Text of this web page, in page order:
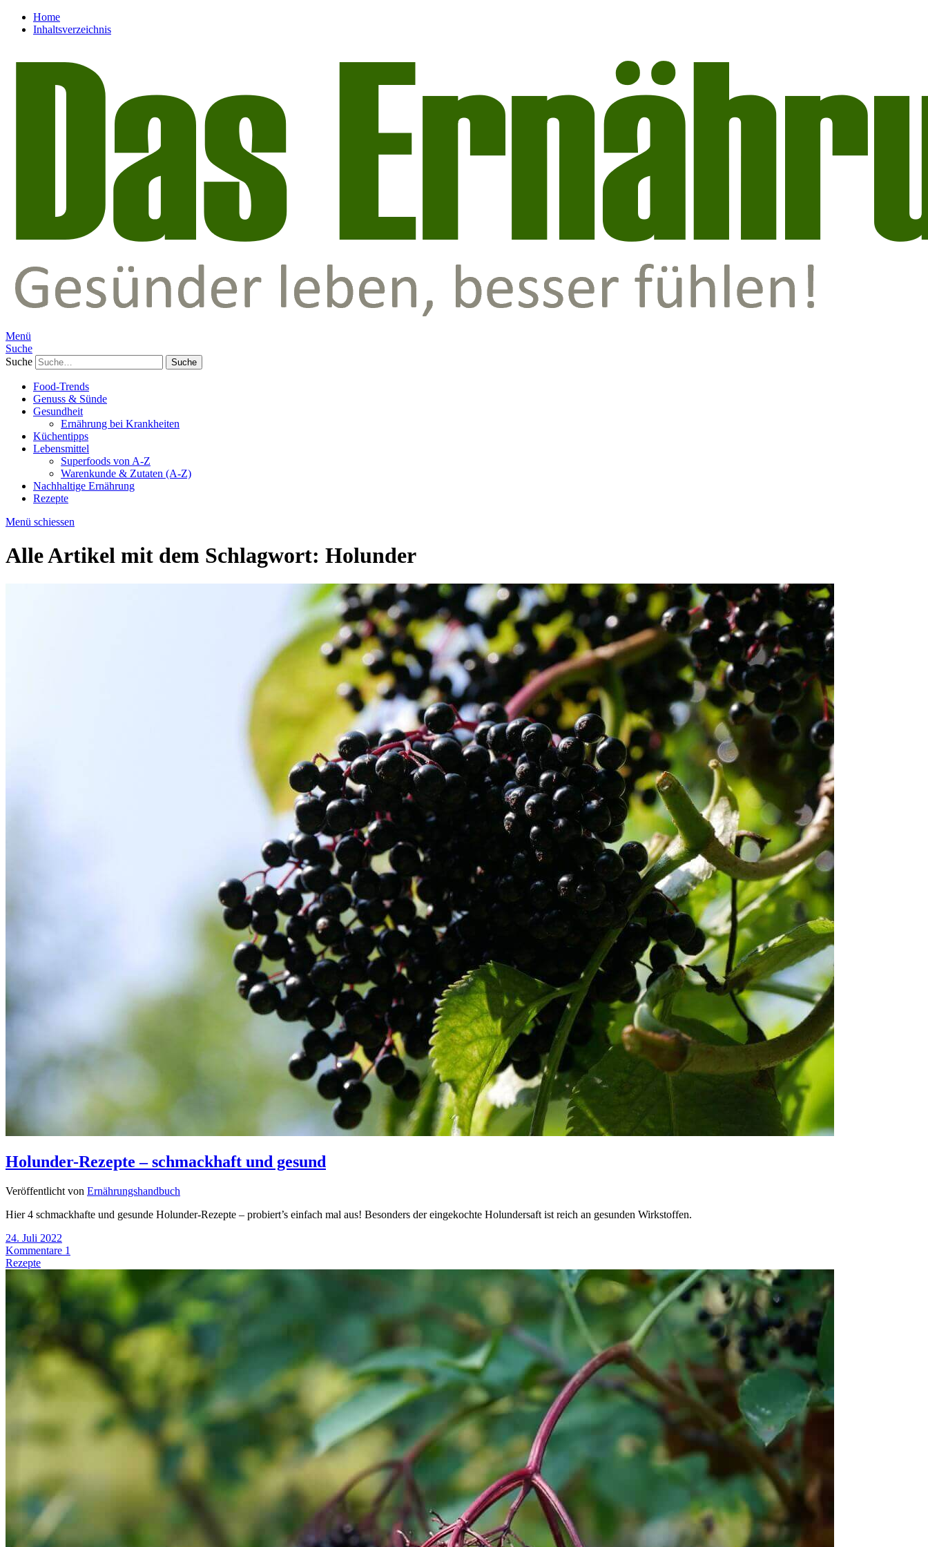
Home
Inhaltsverzeichnis
Menü
Suche
Suche
Food-Trends
Genuss & Sünde
Gesundheit
Ernährung bei Krankheiten
Küchentipps
Lebensmittel
Superfoods von A-Z
Warenkunde & Zutaten (A-Z)
Nachhaltige Ernährung
Rezepte
Menü schiessen
Alle Artikel mit dem Schlagwort: Holunder
Holunder-Rezepte – schmackhaft und gesund
Veröffentlicht von Ernährungshandbuch
Hier 4 schmackhafte und gesunde Holunder-Rezepte – probiert’s einfach mal aus! Besonders der eingekochte Holundersaft ist reich an gesunden Wirkstoffen.
24. Juli 2022
Kommentare 1
Rezepte